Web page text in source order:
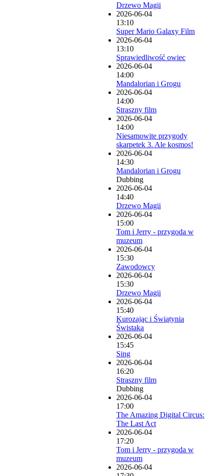
Drzewo Magii
2026-06-04
13:10
Super Mario Galaxy Film
2026-06-04
13:10
Sprawiedliwość owiec
2026-06-04
14:00
Mandalorian i Grogu
2026-06-04
14:00
Straszny film
2026-06-04
14:00
Niesamowite przygody
skarpetek 3. Ale kosmos!
2026-06-04
14:30
Mandalorian i Grogu
Dubbing
2026-06-04
14:40
Drzewo Magii
2026-06-04
15:00
Tom i Jerry - przygoda w
muzeum
2026-06-04
15:30
Zawodowcy
2026-06-04
15:30
Drzewo Magii
2026-06-04
15:40
Kurozając i Świątynia
Świstaka
2026-06-04
15:45
Sing
2026-06-04
16:20
Straszny film
Dubbing
2026-06-04
17:00
The Amazing Digital Circus:
The Last Act
2026-06-04
17:20
Tom i Jerry - przygoda w
muzeum
2026-06-04